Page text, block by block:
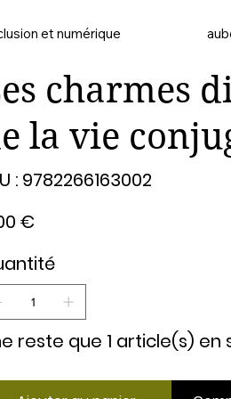
et numérique
charmes
la vie
: 9782266163002
9782266163002
€
reste que 1 article(s) en